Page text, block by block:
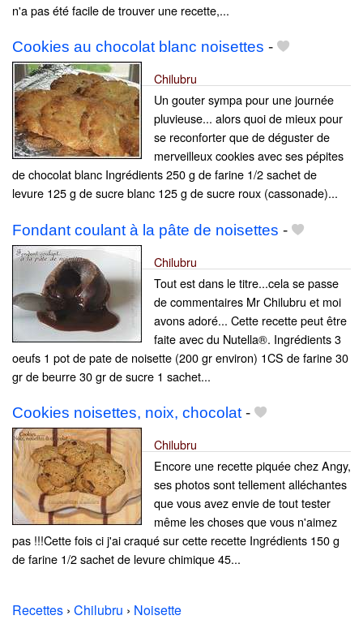
n'a pas été facile de trouver une recette,...
Cookies au chocolat blanc noisettes -
Chilubru
Un gouter sympa pour une journée
pluvieuse... alors quoi de mieux pour
se reconforter que de déguster de
merveilleux cookies avec ses pépites
de chocolat blanc Ingrédients 250 g de farine 1/2 sachet de
levure 125 g de sucre blanc 125 g de sucre roux (cassonade)...
Fondant coulant à la pâte de noisettes -
Chilubru
Tout est dans le titre...cela se passe
de commentaires Mr Chilubru et moi
avons adoré... Cette recette peut être
faite avec du Nutella®. Ingrédients 3
oeufs 1 pot de pate de noisette (200 gr environ) 1CS de farine 30
gr de beurre 30 gr de sucre 1 sachet...
Cookies noisettes, noix, chocolat -
Chilubru
Encore une recette piquée chez Angy,
ses photos sont tellement alléchantes
que vous avez envie de tout tester
même les choses que vous n'aimez
pas !!!Cette fois ci j'ai craqué sur cette recette Ingrédients 150 g
de farine 1/2 sachet de levure chimique 45...
Recettes › Chilubru › Noisette